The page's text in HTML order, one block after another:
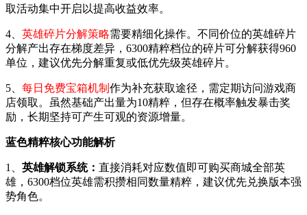
取活动集中开启以提高收益效率。
4、 英雄碎片分解策略需要精细化操作。不同价位的英雄碎片
分解产出存在梯度差异，6300精粹档位的碎片可分解获得960
单位，建议优先分解重复或低优先级英雄碎片。
5、 每日免费宝箱机制 作为补充获取途径，需定期访问游戏商
店领取。虽然基础产出量为10精粹，但存在概率触发暴击奖
励，长期坚持可产生可观的资源增量。
蓝色精粹核心功能解析
1、 英雄解锁系统： 直接消耗对应数值即可购买商城全部英
雄，6300档位英雄需积攒相同数量精粹，建议优先兑换版本强
势角色。